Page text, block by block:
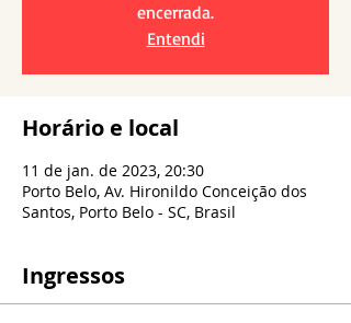
encerrada.
Entendi
Horário e local
11 de jan. de 2023, 20:30
Porto Belo, Av. Hironildo Conceição dos
Santos, Porto Belo - SC, Brasil
Ingressos